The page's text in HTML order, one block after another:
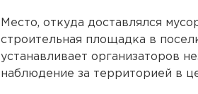
Место, откуда доставлялся
строительная площадка в
устанавливает организаторов
наблюдение за территорией в